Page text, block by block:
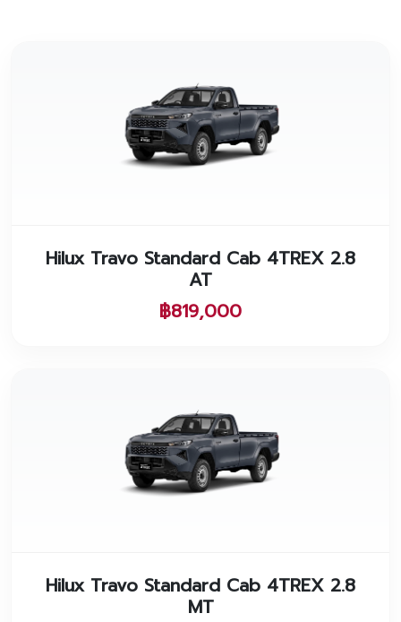
Hilux Travo Standard Cab 4TREX 2.8
AT
฿819,000
Hilux Travo Standard Cab 4TREX 2.8
MT